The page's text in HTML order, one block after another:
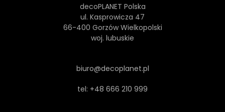
decoPLANET Polska
ul. Kasprowicza 47
66-400 Gorzów Wielkopolski
woj. lubuskie
biuro@decoplanet.pl
tel: +48 666 210 999